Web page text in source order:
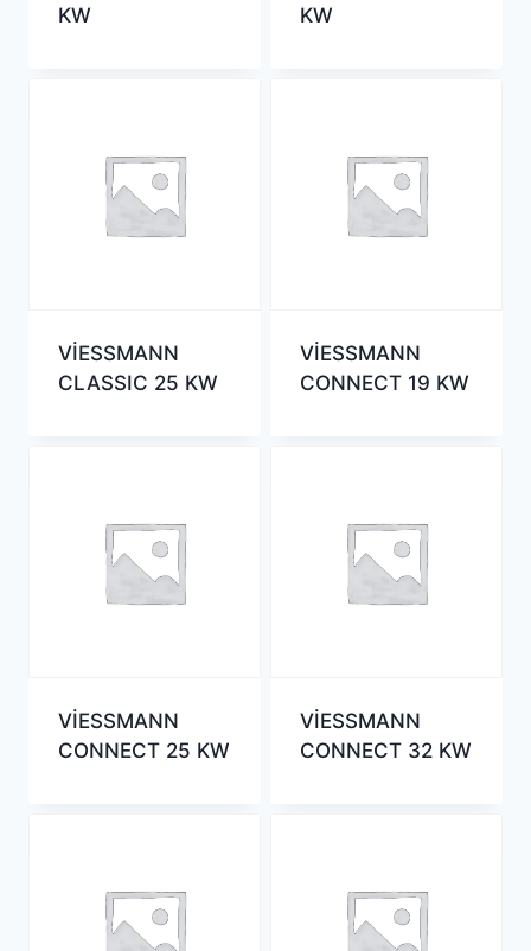
KW
KW
VİESSMANN
CLASSIC 25 KW
VİESSMANN
CONNECT 19 KW
VİESSMANN
CONNECT 25 KW
VİESSMANN
CONNECT 32 KW